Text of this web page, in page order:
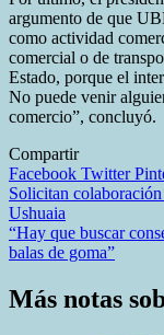
argumento de que
como actividad
comercial o de
Estado, porque el
No puede venir
comercio”, concluyó.
Compartir
Facebook Twitter
Navegación
de
entradas
Solicitan
Ushuaia
“Hay que buscar
balas de goma”
Más notas